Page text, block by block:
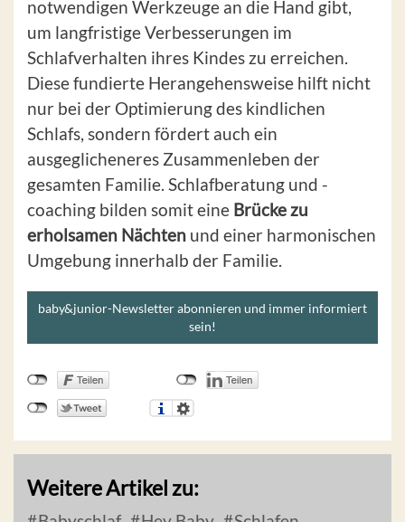
notwendigen Werkzeuge an die Hand gibt,
um langfristige Verbesserungen im
Schlafverhalten ihres Kindes zu erreichen.
Diese fundierte Herangehensweise hilft nicht
nur bei der Optimierung des kindlichen
Schlafs, sondern fördert auch ein
ausgeglicheneres Zusammenleben der
gesamten Familie. Schlafberatung und -
coaching bilden somit eine Brücke zu
erholsamen Nächten und einer harmonischen
Umgebung innerhalb der Familie.
baby&junior-Newsletter abonnieren und immer informiert
sein!
Weitere Artikel zu: